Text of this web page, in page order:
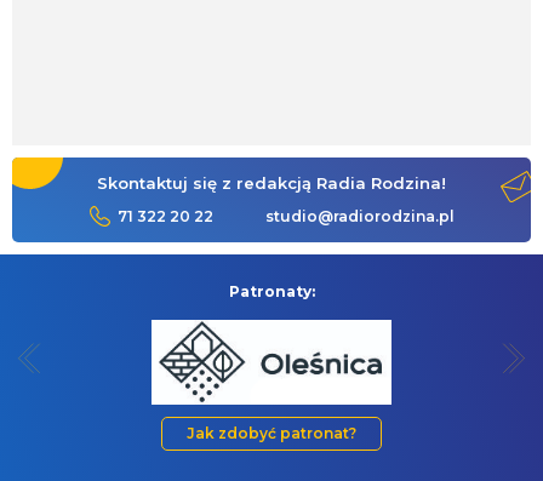
Skontaktuj się z redakcją Radia Rodzina!
71 322 20 22 studio@radiorodzina.pl
Patronaty:
Jak zdobyć patronat?